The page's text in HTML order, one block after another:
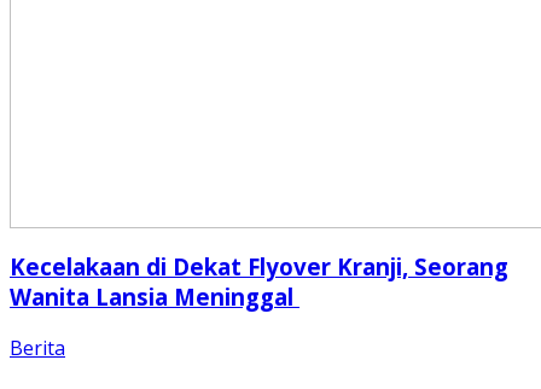
Kecelakaan di Dekat Flyover Kranji, Seorang
Wanita Lansia Meninggal
Berita